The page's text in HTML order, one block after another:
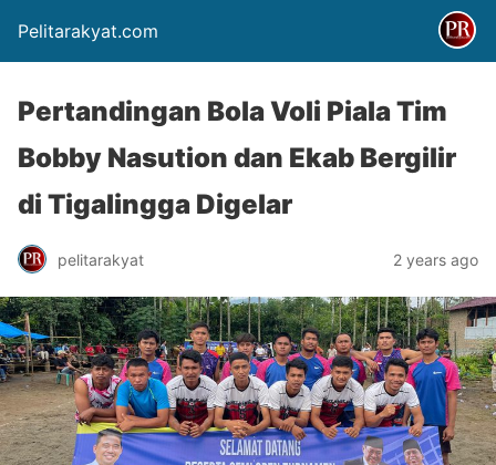
Pelitarakyat.com
Pertandingan Bola Voli Piala Tim
Bobby Nasution dan Ekab Bergilir
di Tigalingga Digelar
pelitarakyat 2 years ago